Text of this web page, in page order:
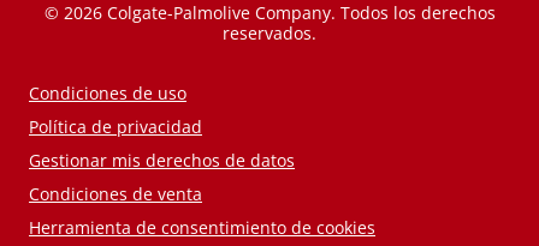
© 2026 Colgate-Palmolive Company. Todos los derechos
reservados.
Condiciones de uso
Política de privacidad
Gestionar mis derechos de datos
Condiciones de venta
Herramienta de consentimiento de cookies